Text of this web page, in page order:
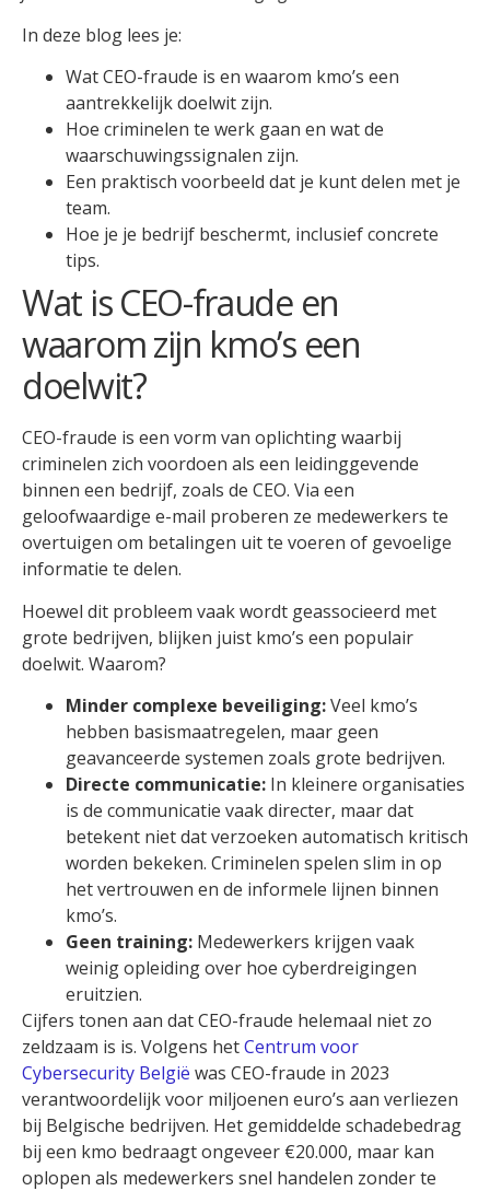
In deze blog lees je:
Wat CEO-fraude is en waarom kmo’s een
aantrekkelijk doelwit zijn.
Hoe criminelen te werk gaan en wat de
waarschuwingssignalen zijn.
Een praktisch voorbeeld dat je kunt delen met je
team.
Hoe je je bedrijf beschermt, inclusief concrete
tips.
Wat is CEO-fraude en
waarom zijn kmo’s een
doelwit?
CEO-fraude is een vorm van oplichting waarbij
criminelen zich voordoen als een leidinggevende
binnen een bedrijf, zoals de CEO. Via een
geloofwaardige e-mail proberen ze medewerkers te
overtuigen om betalingen uit te voeren of gevoelige
informatie te delen.
Hoewel dit probleem vaak wordt geassocieerd met
grote bedrijven, blijken juist kmo’s een populair
doelwit. Waarom?
Minder complexe beveiliging:Veel kmo’s
hebben basismaatregelen, maar geen
geavanceerde systemen zoals grote bedrijven.
Directe communicatie: In kleinere organisaties
is de communicatie vaak directer, maar dat
betekent niet dat verzoeken automatisch kritisch
worden bekeken. Criminelen spelen slim in op
het vertrouwen en de informele lijnen binnen
kmo’s.
Geen training: Medewerkers krijgen vaak
weinig opleiding over hoe cyberdreigingen
eruitzien.
Cijfers tonen aan dat CEO-fraude helemaal niet zo
zeldzaam is is. Volgens hetCentrum voor
Cybersecurity België was CEO-fraude in 2023
verantwoordelijk voor miljoenen euro’s aan verliezen
bij Belgische bedrijven. Het gemiddelde schadebedrag
bij een kmo bedraagt ongeveer €20.000, maar kan
oplopen als medewerkers snel handelen zonder te